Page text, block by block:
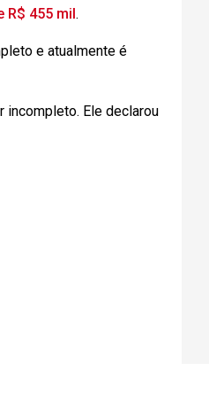
R$ 455 mil.
e atualmente é
incompleto. Ele declarou